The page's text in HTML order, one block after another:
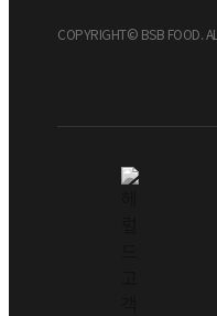
COPYRIGHT© BSB FOOD.